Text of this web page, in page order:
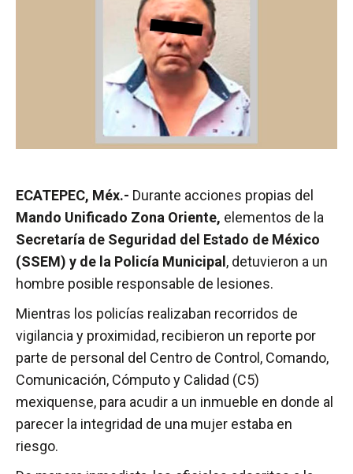
ECATEPEC, Méx.- Durante acciones propias del
Mando Unificado Zona Oriente, elementos de la
Secretaría de Seguridad del Estado de México
(SSEM) y de la Policía Municipal , detuvieron a un
hombre posible responsable de lesiones.
Mientras los policías realizaban recorridos de
vigilancia y proximidad, recibieron un reporte por
parte de personal del Centro de Control, Comando,
Comunicación, Cómputo y Calidad (C5)
mexiquense, para acudir a un inmueble en donde al
parecer la integridad de una mujer estaba en
riesgo.